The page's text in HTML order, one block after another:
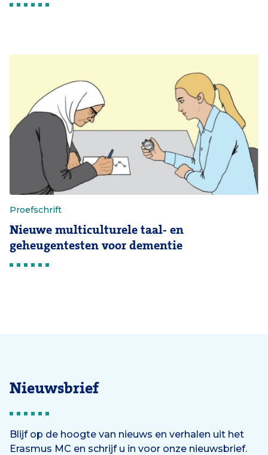
Proefschrift
Nieuwe multiculturele taal- en
geheugentesten voor dementie
Nieuwsbrief
Blijf op de hoogte van nieuws en verhalen uit het
Erasmus MC en schrijf u in voor onze nieuwsbrief.